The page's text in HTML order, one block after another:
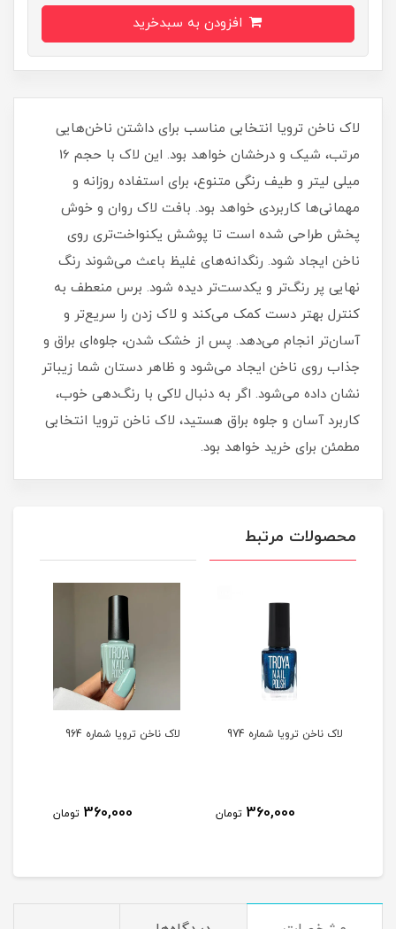
لاک ناخن ترویا انتخابی مناسب برای داشتن ناخن‌هایی
مرتب، شیک و درخشان خواهد بود. این لاک با حجم 16
میلی‌ لیتر و طیف رنگی متنوع، برای استفاده روزانه و
مهمانی‌ها کاربردی خواهد بود. بافت لاک روان و خوش‌
پخش طراحی شده است تا پوشش یکنواخت‌تری روی
ناخن ایجاد شود. رنگدانه‌های غلیظ باعث می‌شوند رنگ
نهایی پر رنگ‌تر و یکدست‌تر دیده شود. برس منعطف به
کنترل بهتر دست کمک می‌کند و لاک زدن را سریع‌تر و
آسان‌تر انجام می‌دهد. پس از خشک شدن، جلوه‌ای براق و
جذاب روی ناخن ایجاد می‌شود و ظاهر دستان شما زیباتر
نشان داده می‌شود. اگر به دنبال لاکی با رنگ‌دهی خوب،
کاربرد آسان و جلوه براق هستید، لاک ناخن ترویا انتخابی
مطمئن برای خرید خواهد بود.
محصولات مرتبط
لاک ناخن ترویا شماره 974
360,000 تومان
لاک ناخن ترویا شماره 964
360,000 تومان